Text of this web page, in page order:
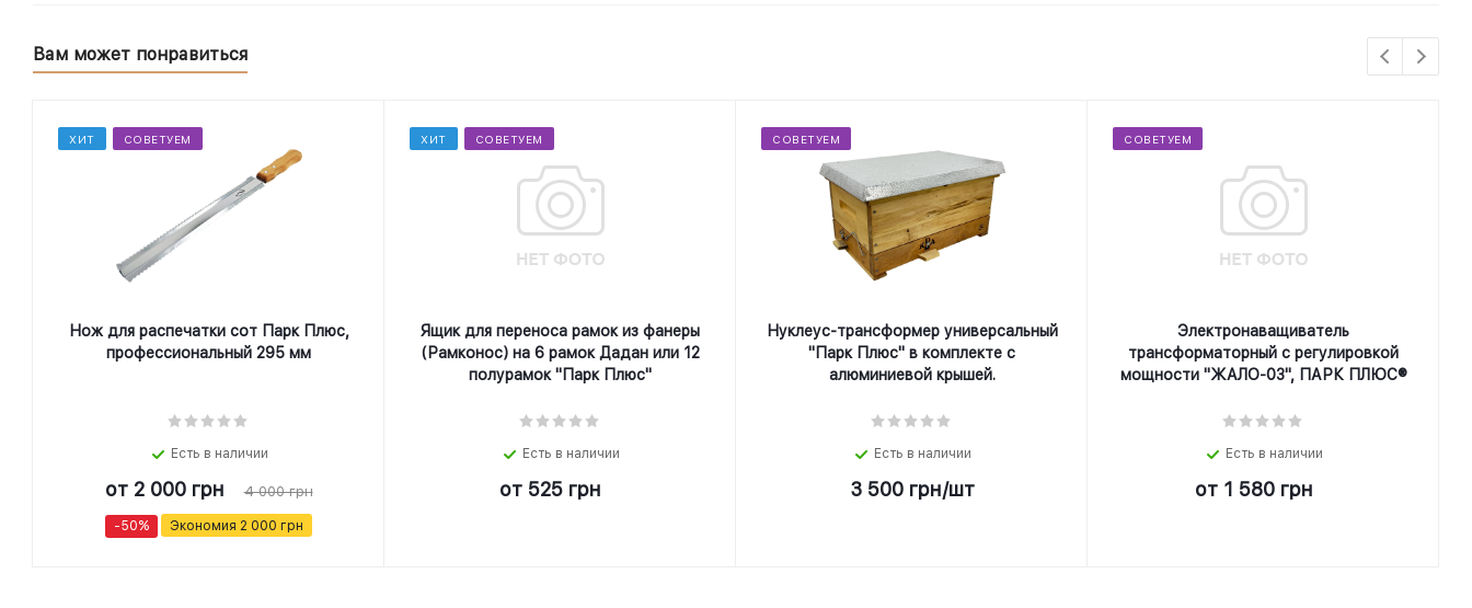
Вам может понравиться
ХИТ СОВЕТУЕМ
Нож для распечатки сот Парк Плюс,
профеcсиональный 295 мм
Есть в наличии
от 2 000 грн 4 000 грн
-50% Экономия 2 000 грн
ХИТ СОВЕТУЕМ
Ящик для переноса рамок из фанеры
(Рамконос) на 6 рамок Дадан или 12
полурамок "Парк Плюс"
Есть в наличии
от 525 грн
СОВЕТУЕМ
Нуклеус-трансформер универсальный
"Парк Плюс" в комплекте с
алюминиевой крышей.
Есть в наличии
3 500грн/шт
СОВЕТУЕМ
Электронаващиватель
трансформаторный с регулировкой
мощности "ЖАЛО-03", ПАРК ПЛЮС®
Есть в наличии
от 1 580 грн